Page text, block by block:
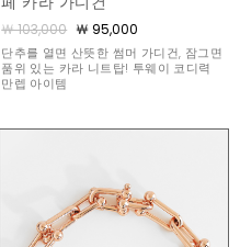
￦ 103,000 ￦ 95,000
단추를 열면 산뜻한 썸머 가디건, 잠그면
품위 있는 카라 니트탑! 투웨이 코디력
만렙 아이템